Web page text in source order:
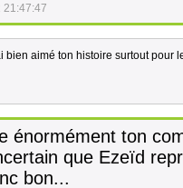
21:47:47
bien aimé ton histoire surtout
énormément ton
que Ezeïd
bon...